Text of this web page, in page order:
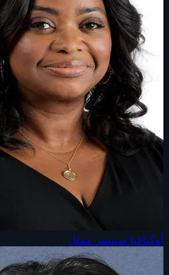
أوكتافيا سبنسر ممثل